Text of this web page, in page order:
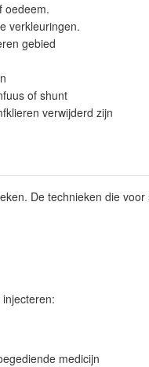
oedeem.
verkleuringen.
gebied
of shunt
verwijderd zijn
De technieken die
medicijn